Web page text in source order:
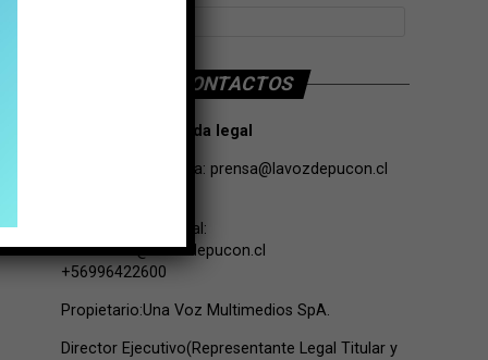
CONTACTOS
Tarifas Propaganda legal
Contacto de Prensa: prensa@lavozdepucon.cl
Contacto Comercial:
comercial@lavozdepucon.cl
+56996422600
Propietario:Una Voz Multimedios SpA.
Director Ejecutivo(Representante Legal Titular y